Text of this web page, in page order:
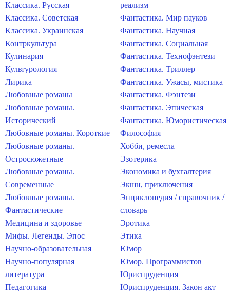
Классика. Русская
Классика. Советская
Классика. Украинская
Контркультура
Кулинария
Культурология
Лирика
Любовные романы
Любовные романы.
Исторический
Любовные романы. Короткие
Любовные романы.
Остросюжетные
Любовные романы.
Современные
Любовные романы.
Фантастические
Медицина и здоровье
Мифы. Легенды. Эпос
Научно-образовательная
Научно-популярная
литература
Педагогика
реализм
Фантастика. Мир пауков
Фантастика. Научная
Фантастика. Социальная
Фантастика. Технофэнтези
Фантастика. Триллер
Фантастика. Ужасы, мистика
Фантастика. Фэнтези
Фантастика. Эпическая
Фантастика. Юмористическая
Философия
Хобби, ремесла
Эзотерика
Экономика и бухгалтерия
Экшн, приключения
Энциклопедия / справочник /
словарь
Эротика
Этика
Юмор
Юмор. Программистов
Юриспруденция
Юриспруденция. Закон акт